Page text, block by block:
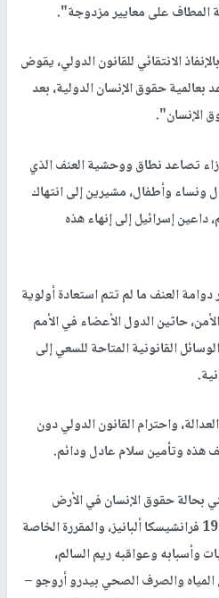
المطاف على معايير مزدوجة".
الانتقائي للقانون الدولي، يقوض
حقوق الإنسان الدولية، بعد
تصاعد نطاق ووحشية العنف الذي
وأطفال، مشيرين إلى انتهاك
داعين إسرائيل إلى إنهاء هذه
العنف ما لم تتم استعادة أولوية
حاثين الدول الأعضاء في الأمم
القانونية المتاحة للسعي إلى
واحترام القانون الدولي دون
هذه وتأمين سلام عادل ودائم.
بحالة حقوق الإنسان في الأرض
الفلسطينية المحتلة منذ عام 1967 فرانشيسكا ألبانيز، والمقررة الخاصة
وأسبابه وعواقبه ريم السالم،
المياه والصرف الصحي بيدرو أروجو –